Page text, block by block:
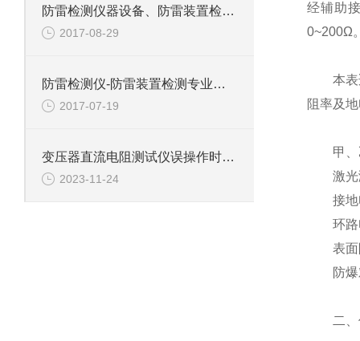
防雷检测仪器设备、防雷装置检测仪器设备-恒蜀电力提供
2017-08-29
防雷检测仪-防雷装置检测专业设备生产厂家
2017-07-19
变压器直流电阻测试仪误操作时会有保护功能吗？
2023-11-24
经辅助
0~200Ω
本表适
阻率及
甲、乙
激光测
接地电
环路电
表面阻
防爆对
二、